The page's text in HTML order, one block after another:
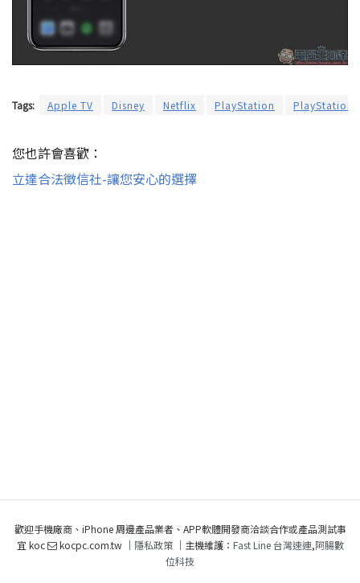
Tags: Apple TV Disney Netflix PlayStation PlayStation
您也許會喜歡：
立達合法徵信社-讓您安心的選擇
歡迎手機廠商、iPhone 周邊產品業者、APP軟體開發商洽談合作或產品測試事
宜 koc
kocpc.com.tw ｜ 隱私政策｜主機維護： Fast Line 台灣速連,阿腸數
位科技